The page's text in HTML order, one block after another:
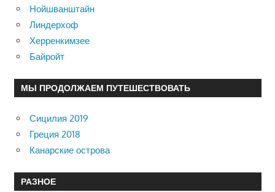
Нойшванштайн
Линдерхоф
Херренкимзее
Байройт
МЫ ПРОДОЛЖАЕМ ПУТЕШЕСТВОВАТЬ
Сицилия 2019
Греция 2018
Канарские острова
РАЗНОЕ